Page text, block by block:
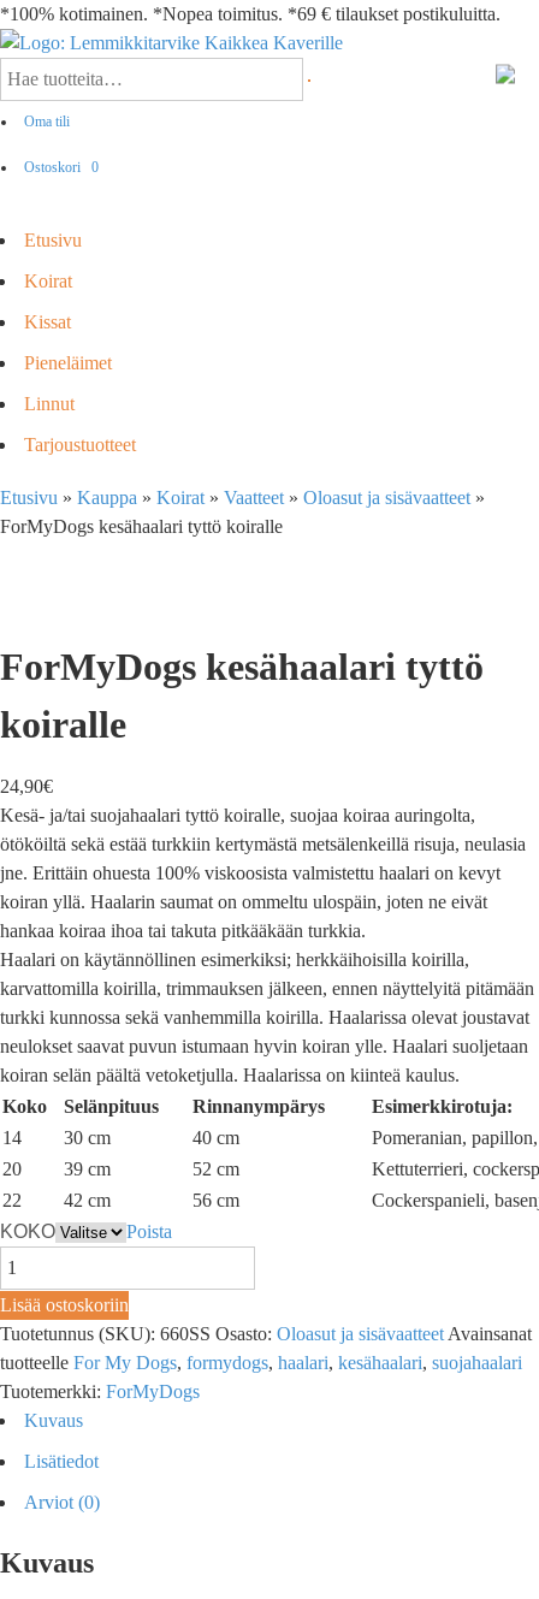
*100% kotimainen. *Nopea toimitus. *69 € tilaukset postikuluitta.
Oma tili
Ostoskori 0
Etusivu
Koirat
Kissat
Pieneläimet
Linnut
Tarjoustuotteet
Etusivu » Kauppa » Koirat » Vaatteet » Oloasut ja sisävaatteet »
ForMyDogs kesähaalari tyttö koiralle
ForMyDogs kesähaalari tyttö
koiralle
24,90€
Kesä- ja/tai suojahaalari tyttö koiralle, suojaa koiraa auringolta,
ötököiltä sekä estää turkkiin kertymästä metsälenkeillä risuja, neulasia
jne. Erittäin ohuesta 100% viskoosista valmistettu haalari on kevyt
koiran yllä. Haalarin saumat on ommeltu ulospäin, joten ne eivät
hankaa koiraa ihoa tai takuta pitkääkään turkkia.
Haalari on käytännöllinen esimerkiksi; herkkäihoisilla koirilla,
karvattomilla koirilla, trimmauksen jälkeen, ennen näyttelyitä pitämään
turkki kunnossa sekä vanhemmilla koirilla. Haalarissa olevat joustavat
neulokset saavat puvun istumaan hyvin koiran ylle. Haalari suoljetaan
koiran selän päältä vetoketjulla. Haalarissa on kiinteä kaulus.
Koko
Selänpituus Rinnanympärys
Esimerkkirotuja:
14
30 cm 40 cm
Pomeranian,
20
39 cm 52 cm
Kettuterrieri,
22
42 cm 56 cm
Cockerspanieli,
KOKO
Poista
Lisää ostoskoriin
Tuotetunnus (SKU): 660SS Osasto: Oloasut ja sisävaatteet Avainsanat
tuotteelle For My Dogs, formydogs, haalari, kesähaalari, suojahaalari
Tuotemerkki: ForMyDogs
Kuvaus
Lisätiedot
Arviot (0)
Kuvaus